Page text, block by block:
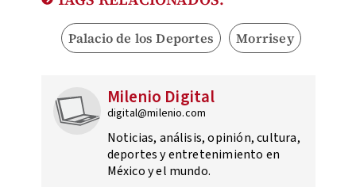
Palacio de los Deportes Morrisey
Milenio Digital
digital@milenio.com
Noticias, análisis, opinión, cultura,
deportes y entretenimiento en
México y el mundo.